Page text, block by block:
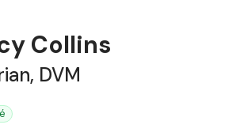
Collins
DVM